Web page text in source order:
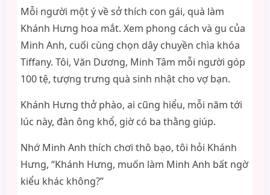
Mỗi người một ý về sở thích con gái, quà làm
Khánh Hưng hoa mắt. Xem phong cách và gu của
Minh Anh, cuối cùng chọn dây chuyền chìa khóa
Tiffany. Tôi, Văn Dương, Minh Tâm mỗi người góp
100 tệ, tượng trưng quà sinh nhật cho vợ bạn.
Khánh Hưng thở phào, ai cũng hiểu, mỗi năm tới
lúc này, đàn ông khổ, giờ có ba thằng giúp.
Nhớ Minh Anh thích chơi thô bạo, tôi hỏi Khánh
Hưng, “Khánh Hưng, muốn làm Minh Anh bất ngờ
kiểu khác không?”